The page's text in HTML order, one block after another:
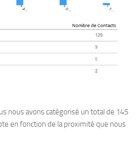
nous avons catégorisé un total de 145
en fonction de la proximité que nous